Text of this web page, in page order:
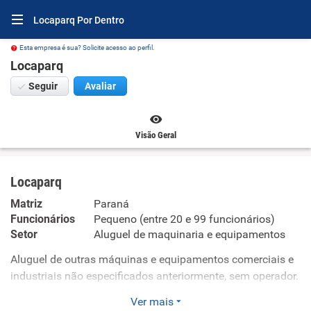
Locaparq Por Dentro
Esta empresa é sua? Solicite acesso ao perfil.
Locaparq
Seguir Avaliar
Visão Geral
Locaparq
Matriz
Paraná
Funcionários
Pequeno (entre 20 e 99 funcionários)
Setor
Aluguel de maquinaria e equipamentos
Aluguel de outras máquinas e equipamentos comerciais e
industriais não especificados anteriormente, sem operador.
Ver mais